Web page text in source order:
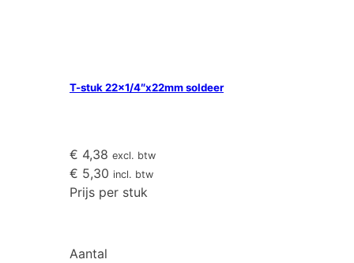
T-stuk 22×1/4″x22mm soldeer
€ 4,38 excl. btw
€ 5,30 incl. btw
Prijs per stuk
Aantal